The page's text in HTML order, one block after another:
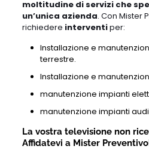
moltitudine di servizi che
un’unica azienda. Con Mister
richiedere interventiper:
Installazione e
terrestre.
Installazione e
manutenzione impianti
manutenzione impianti
La vostra televisione non
Affidatevi a Mister